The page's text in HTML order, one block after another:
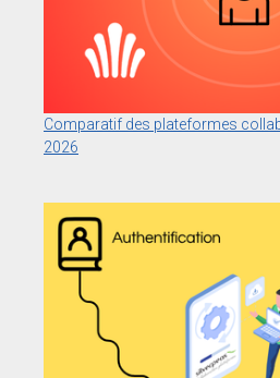
Comparatif des plateformes
2026